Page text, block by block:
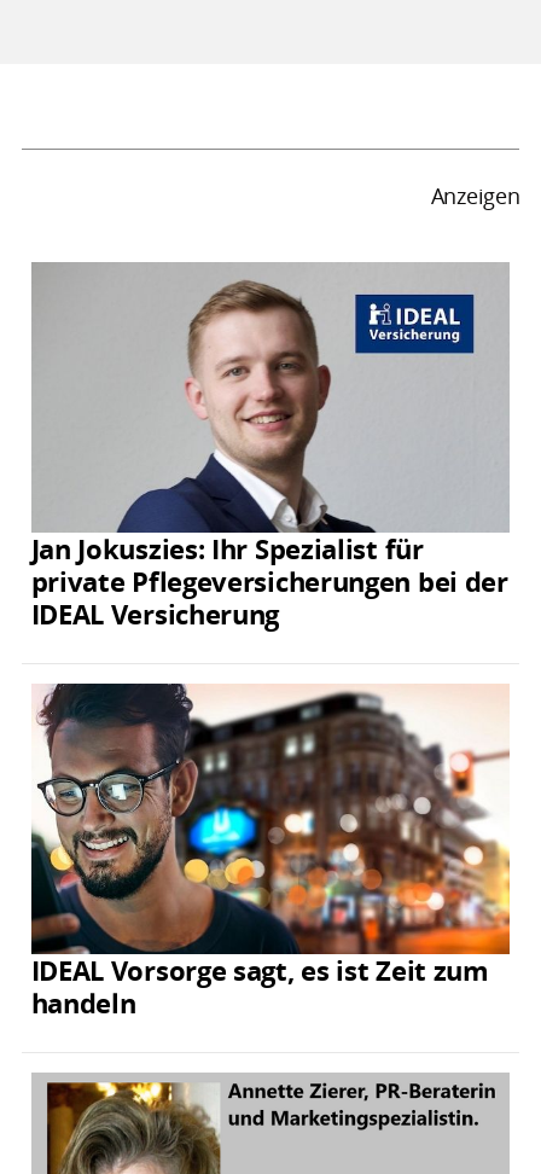
Anzeigen
Jan Jokuszies: Ihr Spezialist für
private Pflegeversicherungen bei der
IDEAL Versicherung
IDEAL Vorsorge sagt, es ist Zeit zum
handeln